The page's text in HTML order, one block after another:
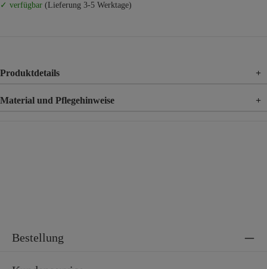
✓ verfügbar (Lieferung 3-5 Werktage)
Produktdetails +
Material und Pflegehinweise +
Bestellung